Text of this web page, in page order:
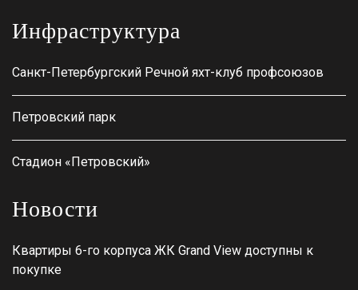
Инфраструктура
Санкт-Петербургский Речной яхт-клуб профсоюзов
Петровский парк
Стадион «Петровский»
Новости
Квартиры 6-го корпуса ЖК Grand View доступны к
покупке